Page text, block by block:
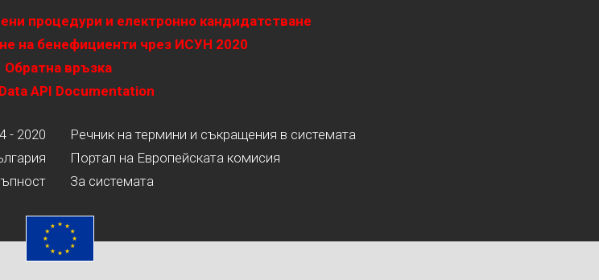
процедури и електронно кандидатстване
на бенефициенти чрез ИСУН 2020
Обратна връзка
API Documentation
- 2020
Речник на термини и съкращения в системата
Портал на Европейската комисия
За системата